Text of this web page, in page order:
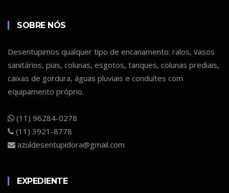
SOBRE NÓS
Desentupimos qualquer tipo de encanamento: ralos, vasos
sanitários, pias, colunas, esgotos, tanques, colunas prediais,
caixas de gordura, águas pluviais e conduítes com
equipamento próprio.
(11) 96284-0278
(11) 3921-8778
azuldesentupidora@gmail.com
EXPEDIENTE